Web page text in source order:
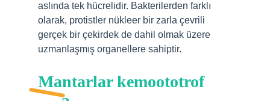
aslında tek hücrelidir. Bakterilerden farklı
olarak, protistler nükleer bir zarla çevrili
gerçek bir çekirdek de dahil olmak üzere
uzmanlaşmış organellere sahiptir.
Mantarlar kemoototrof